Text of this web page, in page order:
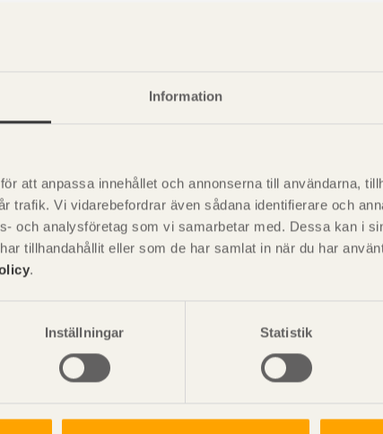
Information
att anpassa innehållet och annonserna till användarna,
trafik. Vi vidarebefordrar även sådana identifierare och
och analysföretag som vi samarbetar med. Dessa kan i
tillhandahållit eller som de har samlat in när du har
.
Inställningar Statistik
sågverksnärings
träprodukter och deras